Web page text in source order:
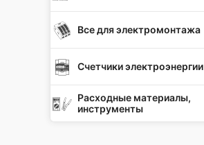
Все для электромонтажа
Счетчики электроэнергии
Расходные материалы,
инструменты